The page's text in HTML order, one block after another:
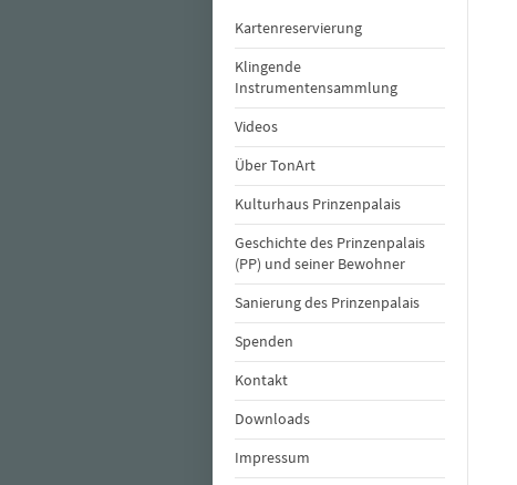
Kartenreservierung
Klingende
Instrumentensammlung
Videos
Über TonArt
Kulturhaus Prinzenpalais
Geschichte des Prinzenpalais
(PP) und seiner Bewohner
Sanierung des Prinzenpalais
Spenden
Kontakt
Downloads
Impressum